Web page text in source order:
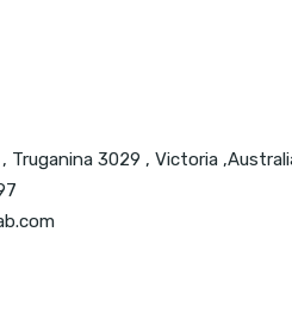
Truganina 3029 , Victoria